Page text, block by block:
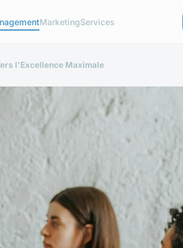
MarketingServices
l'Excellence Maximale